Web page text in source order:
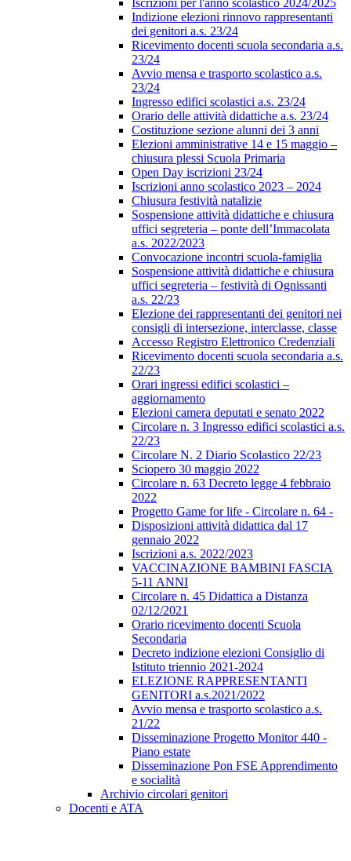
Iscrizioni per l'anno scolastico 2024/2025
Indizione elezioni rinnovo rappresentanti
dei genitori a.s. 23/24
Ricevimento docenti scuola secondaria a.s.
23/24
Avvio mensa e trasporto scolastico a.s.
23/24
Ingresso edifici scolastici a.s. 23/24
Orario delle attività didattiche a.s. 23/24
Costituzione sezione alunni dei 3 anni
Elezioni amministrative 14 e 15 maggio –
chiusura plessi Scuola Primaria
Open Day iscrizioni 23/24
Iscrizioni anno scolastico 2023 – 2024
Chiusura festività natalizie
Sospensione attività didattiche e chiusura
uffici segreteria – ponte dell’Immacolata
a.s. 2022/2023
Convocazione incontri scuola-famiglia
Sospensione attività didattiche e chiusura
uffici segreteria – festività di Ognissanti
a.s. 22/23
Elezione dei rappresentanti dei genitori nei
consigli di intersezione, interclasse, classe
Accesso Registro Elettronico Credenziali
Ricevimento docenti scuola secondaria a.s.
22/23
Orari ingressi edifici scolastici –
aggiornamento
Elezioni camera deputati e senato 2022
Circolare n. 3 Ingresso edifici scolastici a.s.
22/23
Circolare N. 2 Diario Scolastico 22/23
Sciopero 30 maggio 2022
Circolare n. 63 Decreto legge 4 febbraio
2022
Progetto Game for life - Circolare n. 64 -
Disposizioni attività didattica dal 17
gennaio 2022
Iscrizioni a.s. 2022/2023
VACCINAZIONE BAMBINI FASCIA
5-11 ANNI
Circolare n. 45 Didattica a Distanza
02/12/2021
Orario ricevimento docenti Scuola
Secondaria
Decreto indizione elezioni Consiglio di
Istituto triennio 2021-2024
ELEZIONE RAPPRESENTANTI
GENITORI a.s.2021/2022
Avvio mensa e trasporto scolastico a.s.
21/22
Disseminazione Progetto Monitor 440 -
Piano estate
Disseminazione Pon FSE Apprendimento
e socialità
Archivio circolari genitori
Docenti e ATA